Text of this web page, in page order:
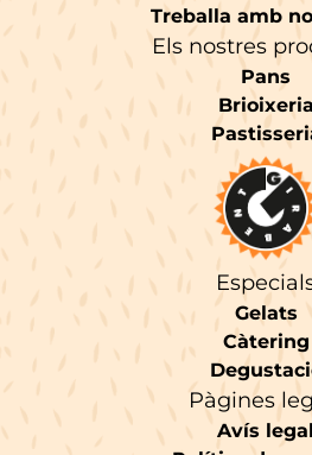
Treballa amb
Els nostres
Pans
Brioixeria
Gelats
Càtering
Pàgines
Avís legal